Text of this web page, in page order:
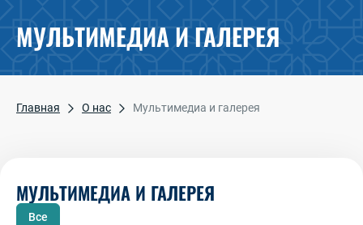
МУЛЬТИМЕДИА И ГАЛЕРЕЯ
Главная О нас Мультимедиа и галерея
МУЛЬТИМЕДИА И ГАЛЕРЕЯ
Все